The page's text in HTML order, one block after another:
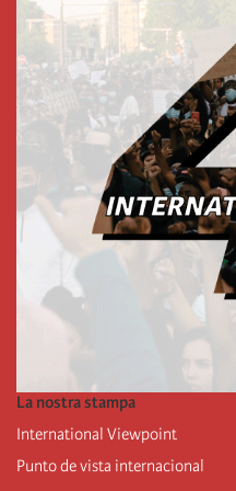
La nostra stampa
International Viewpoint
Punto de vista internacional